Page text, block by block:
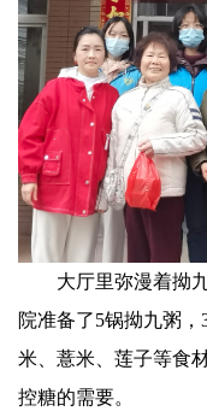
大厅里弥漫着拗
院准备了5锅拗九粥
米、薏米、莲子等食
控糖的需要。